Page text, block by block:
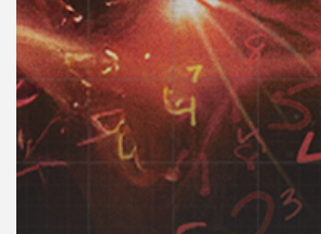
เกี่ยว
กับ
เรา
เครือ
ข่าย